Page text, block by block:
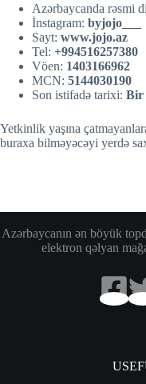
Azərbaycanda rəsmi
İnstagram: byjojo___
Sayt: www.jojo.az
Tel: +994516257380
Vöen: 1403166962
MCN: 5144030190
Son istifadə tarixi: Bir
Yetkinlik yaşına
buraxa bilməyəcəyi yerdə
Azərbaycanın ən böyük
elektron qəlyan